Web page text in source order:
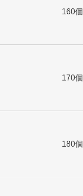
160個
170個
180個